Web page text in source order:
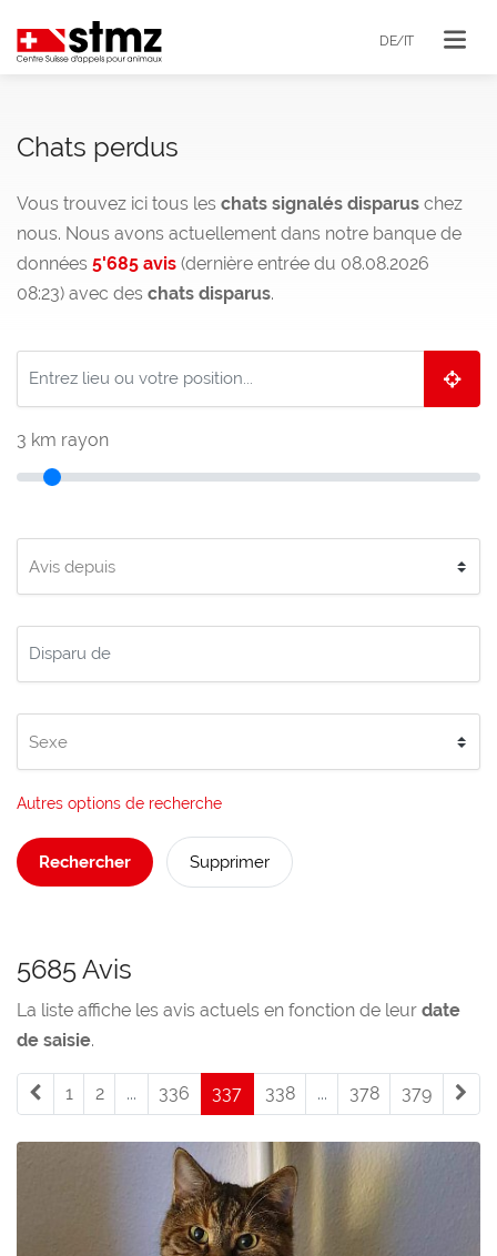
DE/IT
Chats perdus
Vous trouvez ici tous les chats signalés disparus chez
nous. Nous avons actuellement dans notre banque de
données 5'685 avis (dernière entrée du 08.08.2026
08:23) avec des chats disparus.
3 km rayon
Autres options de recherche
Rechercher Supprimer
5685 Avis
La liste affiche les avis actuels en fonction de leur date
de saisie.
1 2 ... 336 337 (current)
338 ... 378 379